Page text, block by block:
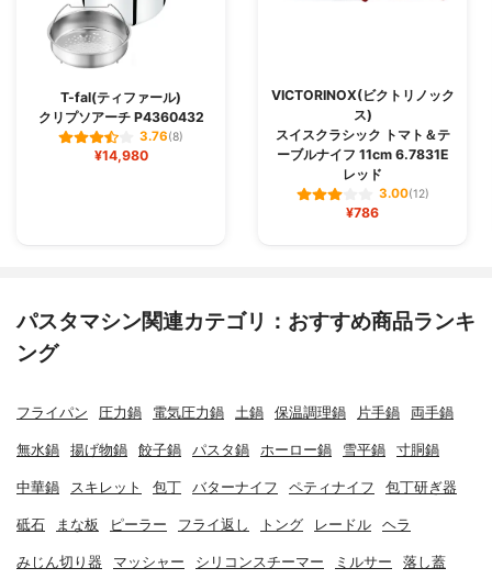
T-fal(ティファール)
クリプソアーチ P4360432
3.76(8)
¥14,980
VICTORINOX(ビクトリノック
ス)
スイスクラシック トマト＆テ
ーブルナイフ 11cm 6.7831E
レッド
3.00(12)
¥786
パスタマシン関連カテゴリ：おすすめ商品ランキ
ング
フライパン 圧力鍋 電気圧力鍋 土鍋 保温調理鍋 片手鍋 両手鍋
無水鍋 揚げ物鍋 餃子鍋 パスタ鍋 ホーロー鍋 雪平鍋 寸胴鍋
中華鍋 スキレット 包丁 バターナイフ ペティナイフ 包丁研ぎ器
砥石 まな板 ピーラー フライ返し トング レードル ヘラ
みじん切り器 マッシャー シリコンスチーマー ミルサー 落し蓋